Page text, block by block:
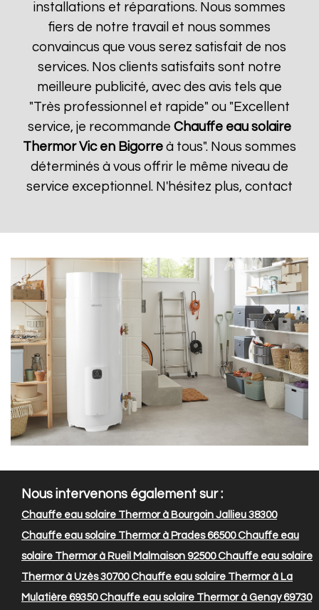
installations et réparations. Nous sommes
fiers de notre travail et nous sommes
convaincus que vous serez satisfait de nos
services. Nos clients satisfaits sont notre
meilleure publicité, avec des avis tels que
"Très professionnel et rapide" ou "Excellent
service, je recommande Chauffe eau solaire
Thermor Vic en Bigorreà tous". Nous sommes
déterminés à vous offrir le même niveau de
service exceptionnel. N'hésitez plus, contact
Nous intervenons également sur :
Chauffe eau solaire Thermor à Bourgoin Jallieu 38300
Chauffe eau solaire Thermor à Prades 66500Chauffe eau
solaire Thermor à Rueil Malmaison 92500Chauffe eau solaire
Thermor à Uzès 30700Chauffe eau solaire Thermor à La
Mulatière 69350Chauffe eau solaire Thermor à Genay 69730